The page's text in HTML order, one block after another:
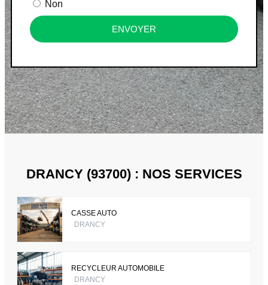
Non
ENVOYER
DRANCY (93700) : NOS SERVICES
CASSE AUTO
DRANCY
RECYCLEUR AUTOMOBILE
DRANCY